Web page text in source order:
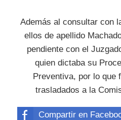
Además al consultar con
ellos de apellido
pendiente con el
quien dictaba su
Preventiva, por lo que
trasladados a la
Compartir en